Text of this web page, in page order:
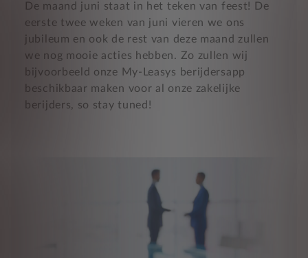
De maand juni staat in het teken van feest! De
eerste twee weken van juni vieren we ons
jubileum en ook de rest van deze maand zullen
we nog mooie acties hebben. Zo zullen wij
bijvoorbeeld onze My-Leasys berijdersapp
beschikbaar maken voor al onze zakelijke
berijders, so stay tuned!